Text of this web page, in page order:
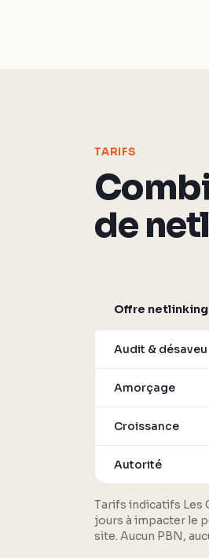
TARIFS
de
Offre netlinking
Audit & désaveu
Amorçage
Croissance
Autorité
Tarifs indicatifs Les
jours à impacter le
site. Aucun PBN,